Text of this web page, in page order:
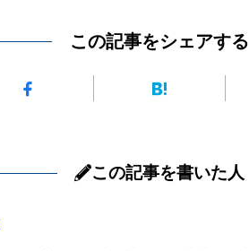
この記事をシェアする
この記事を書いた人